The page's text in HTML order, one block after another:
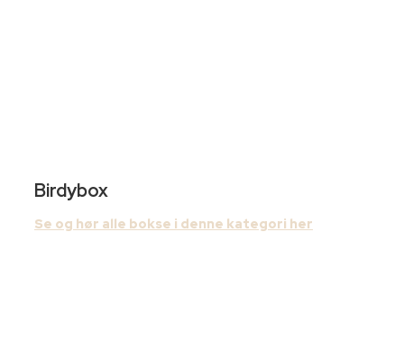
Birdybox
Se og hør alle bokse i denne kategori her